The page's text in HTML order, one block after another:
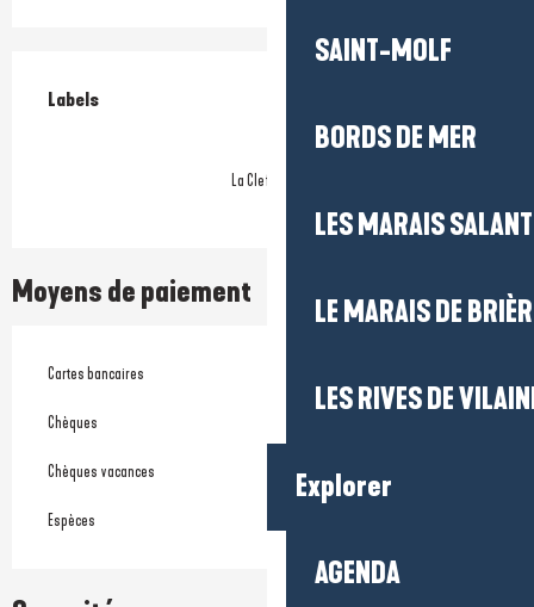
SAINT-MOLF
BORDS DE MER
LES MARAIS
LE MARAIS DE
LES RIVES DE
Explorer
AGENDA
Offres de prestations
Labels
Labels
La Clef Verte
Moyens de paiement
Cartes bancaires
Chèques
Chèques vacances
Espèces